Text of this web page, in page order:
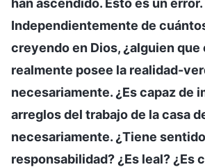
Independientemente de
creyendo en Dios, ¿alguien que
realmente posee la realidad-
necesariamente. ¿Es capaz de
arreglos del trabajo de la casa
necesariamente. ¿Tiene
responsabilidad? ¿Es leal? ¿Es